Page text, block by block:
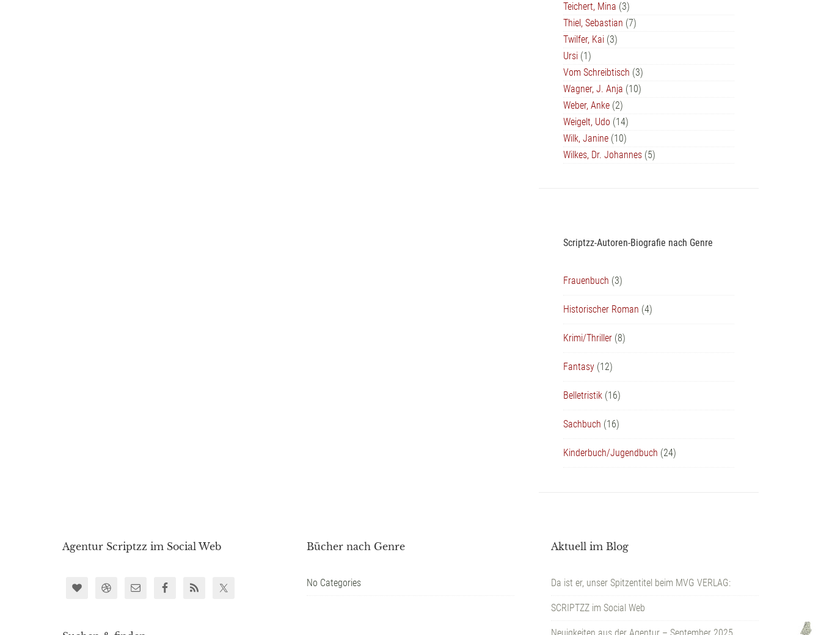
Teichert, Mina (3)
Thiel, Sebastian (7)
Twilfer, Kai (3)
Ursi (1)
Vom Schreibtisch (3)
Wagner, J. Anja (10)
Weber, Anke (2)
Weigelt, Udo (14)
Wilk, Janine (10)
Wilkes, Dr. Johannes (5)
Scriptzz-Autoren-Biografie nach Genre
Frauenbuch (3)
Historischer Roman (4)
Krimi/Thriller (8)
Fantasy (12)
Belletristik (16)
Sachbuch (16)
Kinderbuch/Jugendbuch (24)
Agentur Scriptzz im Social Web Bücher nach Genre
No Categories
Aktuell im Blog
Da ist er, unser Spitzentitel beim MVG VERLAG:
SCRIPTZZ im Social Web